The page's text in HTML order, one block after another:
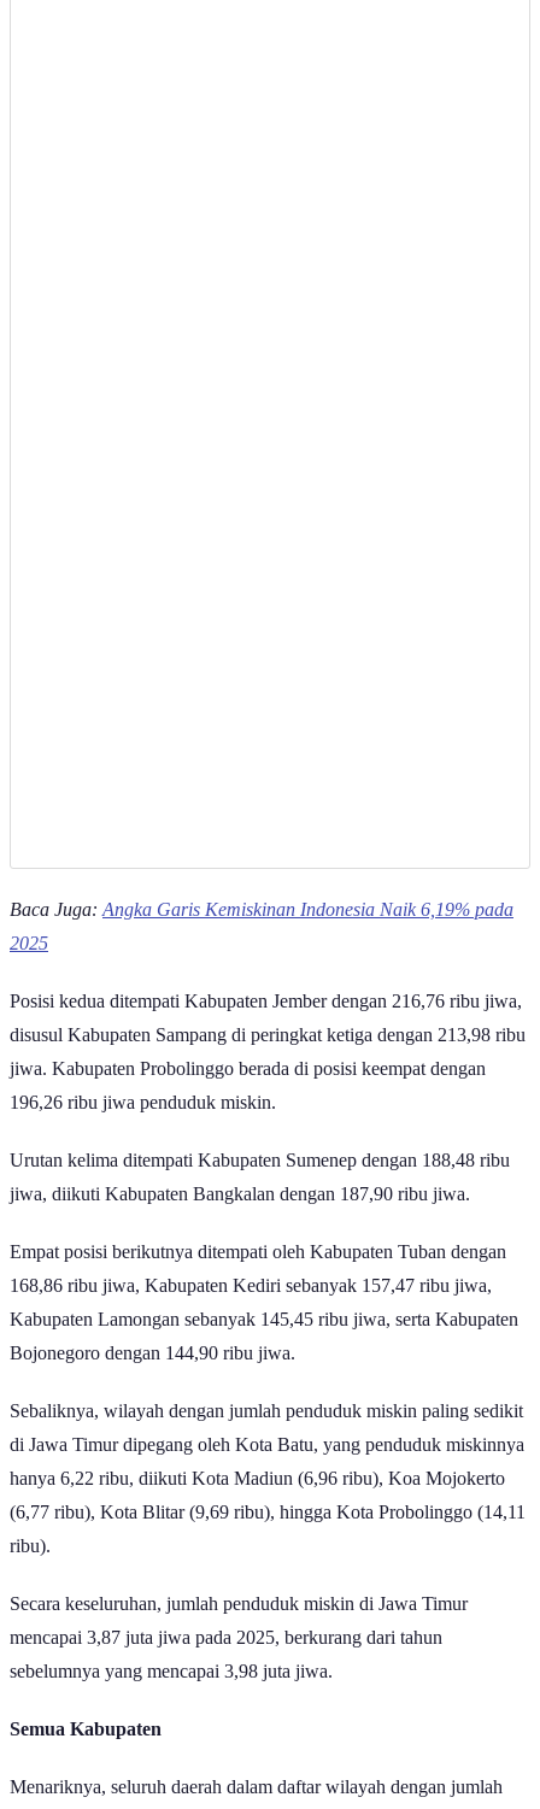
Baca Juga: Angka Garis Kemiskinan Indonesia Naik 6,19% pada
2025
Posisi kedua ditempati Kabupaten Jember dengan 216,76 ribu jiwa,
disusul Kabupaten Sampang di peringkat ketiga dengan 213,98 ribu
jiwa. Kabupaten Probolinggo berada di posisi keempat dengan
196,26 ribu jiwa penduduk miskin.
Urutan kelima ditempati Kabupaten Sumenep dengan 188,48 ribu
jiwa, diikuti Kabupaten Bangkalan dengan 187,90 ribu jiwa.
Empat posisi berikutnya ditempati oleh Kabupaten Tuban dengan
168,86 ribu jiwa, Kabupaten Kediri sebanyak 157,47 ribu jiwa,
Kabupaten Lamongan sebanyak 145,45 ribu jiwa, serta Kabupaten
Bojonegoro dengan 144,90 ribu jiwa.
Sebaliknya, wilayah dengan jumlah penduduk miskin paling sedikit
di Jawa Timur dipegang oleh Kota Batu, yang penduduk miskinnya
hanya 6,22 ribu, diikuti Kota Madiun (6,96 ribu), Koa Mojokerto
(6,77 ribu), Kota Blitar (9,69 ribu), hingga Kota Probolinggo (14,11
ribu).
Secara keseluruhan, jumlah penduduk miskin di Jawa Timur
mencapai 3,87 juta jiwa pada 2025, berkurang dari tahun
sebelumnya yang mencapai 3,98 juta jiwa.
Semua Kabupaten
Menariknya, seluruh daerah dalam daftar wilayah dengan jumlah